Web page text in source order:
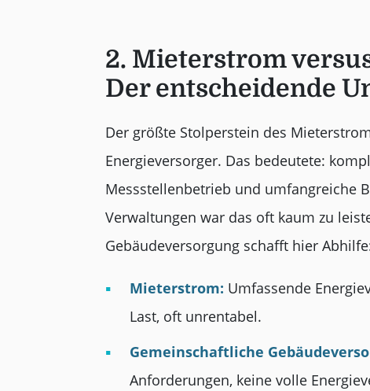
2. Mieterstrom
Der entscheidende
Der größte Stolperstein des
Energieversorger. Das bedeutete:
Messstellenbetrieb und umfangreiche
Verwaltungen war das oft kaum zu
Gebäudeversorgung schafft hier
Mieterstrom: Umfassende
Last, oft unrentabel.
Gemeinschaftliche
Anforderungen, keine volle